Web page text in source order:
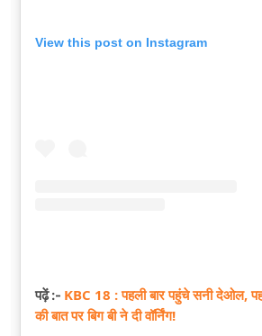
View this post on Instagram
पढ़ें :- KBC 18 : पहली बार पहुंचे सनी देओल,
की बात पर बिग बी ने दी वॉर्निंग!